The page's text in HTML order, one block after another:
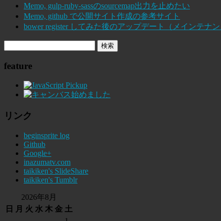
Memo, gulp-ruby-sassのsourcemap出力を止めたい
Memo, github で公開サイト作成の参考サイト
bower register してみた後のアップデート（メインテナ
feature
リンク
beginsprite log
Github
Google+
inazumatv.com
taikiken's SlideShare
taikiken's Tumblr
2026年8月
日 月 火 水 木 金 土